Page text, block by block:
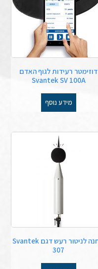
דוזימטר רעידות לגוף האדם
Svantek SV 100A
מידע נוסף
תחנה לניטור רעש דגם Svantek
307